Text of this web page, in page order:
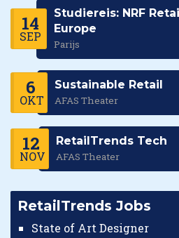
14
SEP
Studiereis: NRF
Europe
Parijs
6
OKT
Sustainable Retail
AFAS Theater
12
NOV
RetailTrends Tech
AFAS Theater
RetailTrends Jobs
State of Art Designer